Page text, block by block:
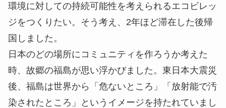
環境に対しての持続可能性を考えられるエコビレッ
ジをつくりたい。そう考え、2年ほど滞在した後帰
国しました。
日本のどの場所にコミュニティを作ろうか考えた
時、故郷の福島が思い浮かびました。東日本大震災
後、福島は世界から「危ないところ」「放射能で汚
染されたところ」というイメージを持たれていまし